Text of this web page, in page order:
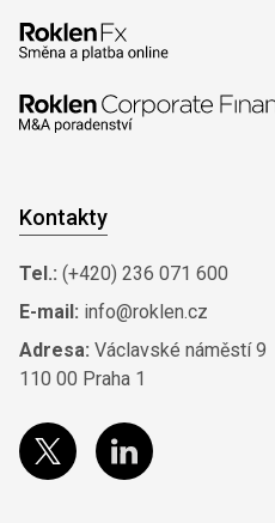
Kontakty
Tel.: (+420) 236 071 600
E-mail: info@roklen.cz
Adresa: Václavské náměstí 9
110 00 Praha 1